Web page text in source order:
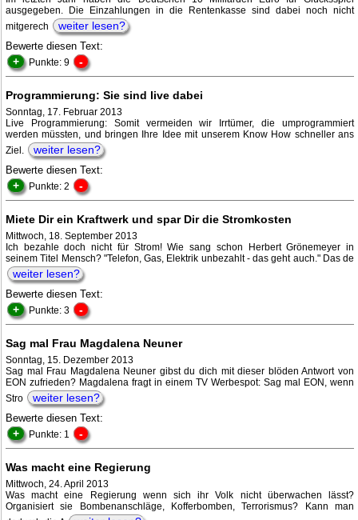
ausgegeben. Die Einzahlungen in die Rentenkasse sind dabei noch nicht
mitgerech
weiter lesen?
Bewerte diesen Text:
+ Punkte: 9 -
Programmierung: Sie sind live dabei
Sonntag, 17. Februar 2013
Live Programmierung: Somit vermeiden wir Irrtümer, die umprogrammiert
werden müssten, und bringen Ihre Idee mit unserem Know How schneller ans
Ziel.
weiter lesen?
Bewerte diesen Text:
+ Punkte: 2 -
Miete Dir ein Kraftwerk und spar Dir die Stromkosten
Mittwoch, 18. September 2013
Ich bezahle doch nicht für Strom! Wie sang schon Herbert Grönemeyer in
seinem Titel Mensch? "Telefon, Gas, Elektrik unbezahlt - das geht auch." Das de
weiter lesen?
Bewerte diesen Text:
+ Punkte: 3 -
Sag mal Frau Magdalena Neuner
Sonntag, 15. Dezember 2013
Sag mal Frau Magdalena Neuner gibst du dich mit dieser blöden Antwort von
EON zufrieden? Magdalena fragt in einem TV Werbespot: Sag mal EON, wenn
Stro
weiter lesen?
Bewerte diesen Text:
+ Punkte: 1 -
Was macht eine Regierung
Mittwoch, 24. April 2013
Was macht eine Regierung wenn sich ihr Volk nicht überwachen lässt?
Organisiert sie Bombenanschläge, Kofferbomben, Terrorismus? Kann man